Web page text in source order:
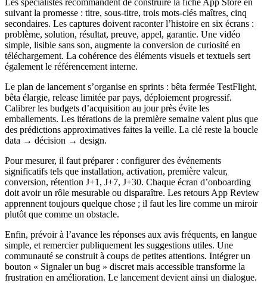
Les spécialistes recommandent de construire la fiche App Store en
suivant la promesse : titre, sous-titre, trois mots-clés maîtres, cinq
secondaires. Les captures doivent raconter l’histoire en six écrans :
problème, solution, résultat, preuve, appel, garantie. Une vidéo
simple, lisible sans son, augmente la conversion de curiosité en
téléchargement. La cohérence des éléments visuels et textuels sert
également le référencement interne.
Le plan de lancement s’organise en sprints : bêta fermée TestFlight,
bêta élargie, release limitée par pays, déploiement progressif.
Calibrer les budgets d’acquisition au jour près évite les
emballements. Les itérations de la première semaine valent plus que
des prédictions approximatives faites la veille. La clé reste la boucle
data → décision → design.
Pour mesurer, il faut préparer : configurer des événements
significatifs tels que installation, activation, première valeur,
conversion, rétention J+1, J+7, J+30. Chaque écran d’onboarding
doit avoir un rôle mesurable ou disparaître. Les retours App Review
apprennent toujours quelque chose ; il faut les lire comme un miroir
plutôt que comme un obstacle.
Enfin, prévoir à l’avance les réponses aux avis fréquents, en langue
simple, et remercier publiquement les suggestions utiles. Une
communauté se construit à coups de petites attentions. Intégrer un
bouton « Signaler un bug » discret mais accessible transforme la
frustration en amélioration. Le lancement devient ainsi un dialogue.